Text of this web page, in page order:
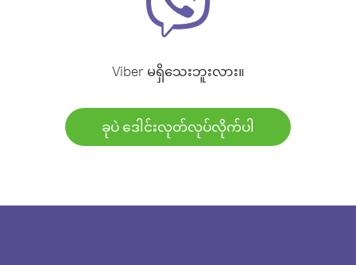
Viber မရှိသေးဘူးလား။
ခုပဲ ဒေါင်းလုတ်လုပ်လိုက်ပါ